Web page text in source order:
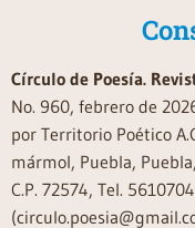
Círculo de Poesía.
No. 960, febrero de
por Territorio Poético
mármol, Puebla, Puebla,
C.P. 72574, Tel.